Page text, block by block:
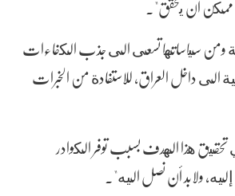
ومن سياساتها تسعى الى جذب الكفاءات
الى داخل العراق، للاستفادة من الخبرات
تحقيق هذا الهدف بسبب توفر الكوادر
ولابد أن نصل اليه".